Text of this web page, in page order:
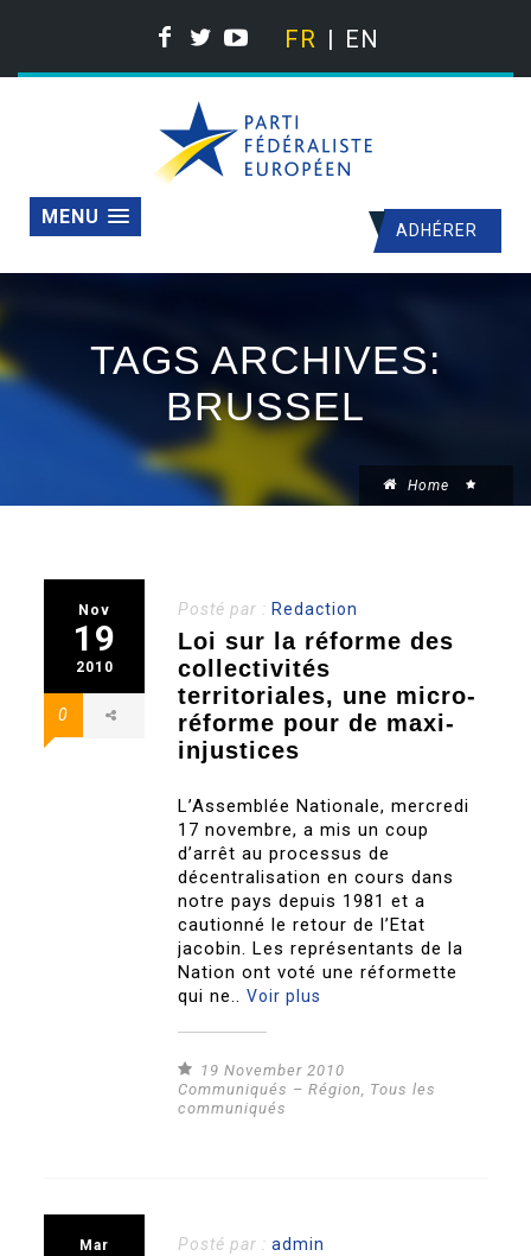
FR EN
ADHÉRER
MENU
TAGS ARCHIVES:
BRUSSEL
Home
Nov
19
2010
0
Posté par : Redaction
Loi sur la réforme des
collectivités
territoriales, une micro-
réforme pour de maxi-
injustices
L’Assemblée Nationale, mercredi
17 novembre, a mis un coup
d’arrêt au processus de
décentralisation en cours dans
notre pays depuis 1981 et a
cautionné le retour de l’Etat
jacobin. Les représentants de la
Nation ont voté une réformette
qui ne..Voir plus
19 November 2010
Communiqués – Région, Tous les
communiqués
Mar Posté par :admin